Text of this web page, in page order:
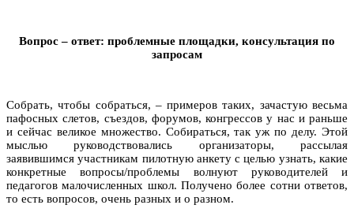
Вопрос – ответ: проблемные площадки, консультация по
запросам
Собрать, чтобы собраться, – примеров таких, зачастую весьма
пафосных слетов, съездов, форумов, конгрессов у нас и раньше
и сейчас великое множество. Собираться, так уж по делу. Этой
мыслью руководствовались организаторы, рассылая
заявившимся участникам пилотную анкету с целью узнать, какие
конкретные вопросы/проблемы волнуют руководителей и
педагогов малочисленных школ. Получено более сотни ответов,
то есть вопросов, очень разных и о разном.